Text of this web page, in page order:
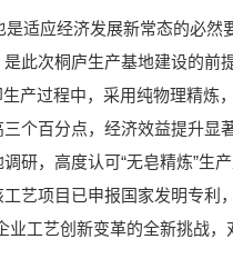
应经济发展新常态的必然
此次桐庐生产基地建设的
产过程中，采用纯物理精
个百分点，经济效益提升显
研，高度认可“无皂精炼”
艺项目已申报国家发明专
工艺创新变革的全新挑战，